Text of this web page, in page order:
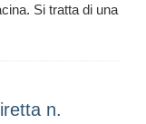
Si tratta di una
n.